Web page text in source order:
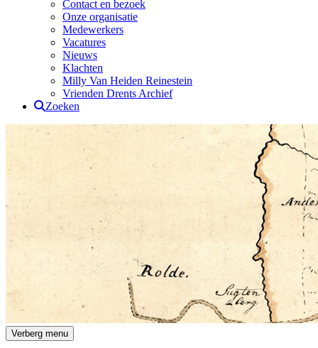
Contact en bezoek
Onze organisatie
Medewerkers
Vacatures
Nieuws
Klachten
Milly Van Heiden Reinestein
Vrienden Drents Archief
Zoeken
Drents Archief
Verberg menu